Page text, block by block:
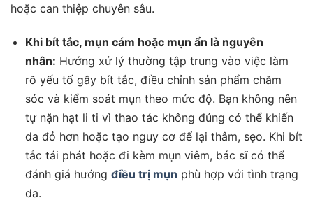
hoặc can thiệp chuyên sâu.
Khi bít tắc, mụn cám hoặc mụn ẩn là nguyên
nhân: Hướng xử lý thường tập trung vào việc làm
rõ yếu tố gây bít tắc, điều chỉnh sản phẩm chăm
sóc và kiểm soát mụn theo mức độ. Bạn không nên
tự nặn hạt li ti vì thao tác không đúng có thể khiến
da đỏ hơn hoặc tạo nguy cơ để lại thâm, sẹo. Khi bít
tắc tái phát hoặc đi kèm mụn viêm, bác sĩ có thể
đánh giá hướng điều trị mụn phù hợp với tình trạng
da.